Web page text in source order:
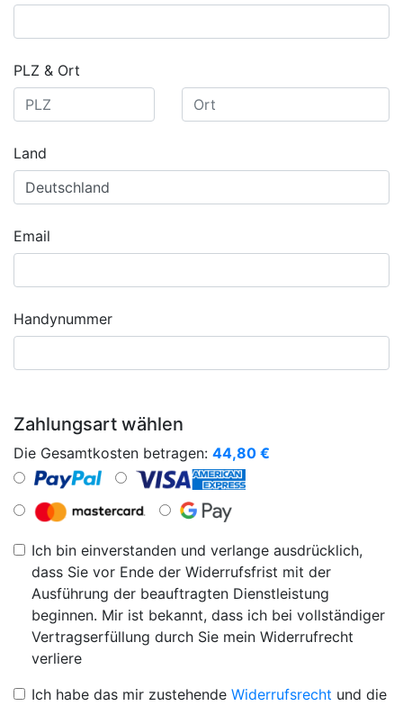
PLZ & Ort
Land
Email
Handynummer
Zahlungsart wählen
Die Gesamtkosten betragen: 44,80 €
Ich bin einverstanden und verlange ausdrücklich,
dass Sie vor Ende der Widerrufsfrist mit der
Ausführung der beauftragten Dienstleistung
beginnen. Mir ist bekannt, dass ich bei vollständiger
Vertragserfüllung durch Sie mein Widerrufrecht
verliere
Ich habe das mir zustehende Widerrufsrecht und die